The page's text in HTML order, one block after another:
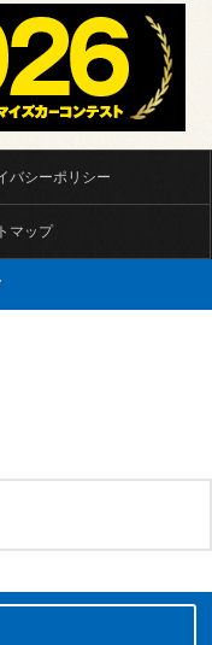
バシーポリシー
マップ
rights reserved.